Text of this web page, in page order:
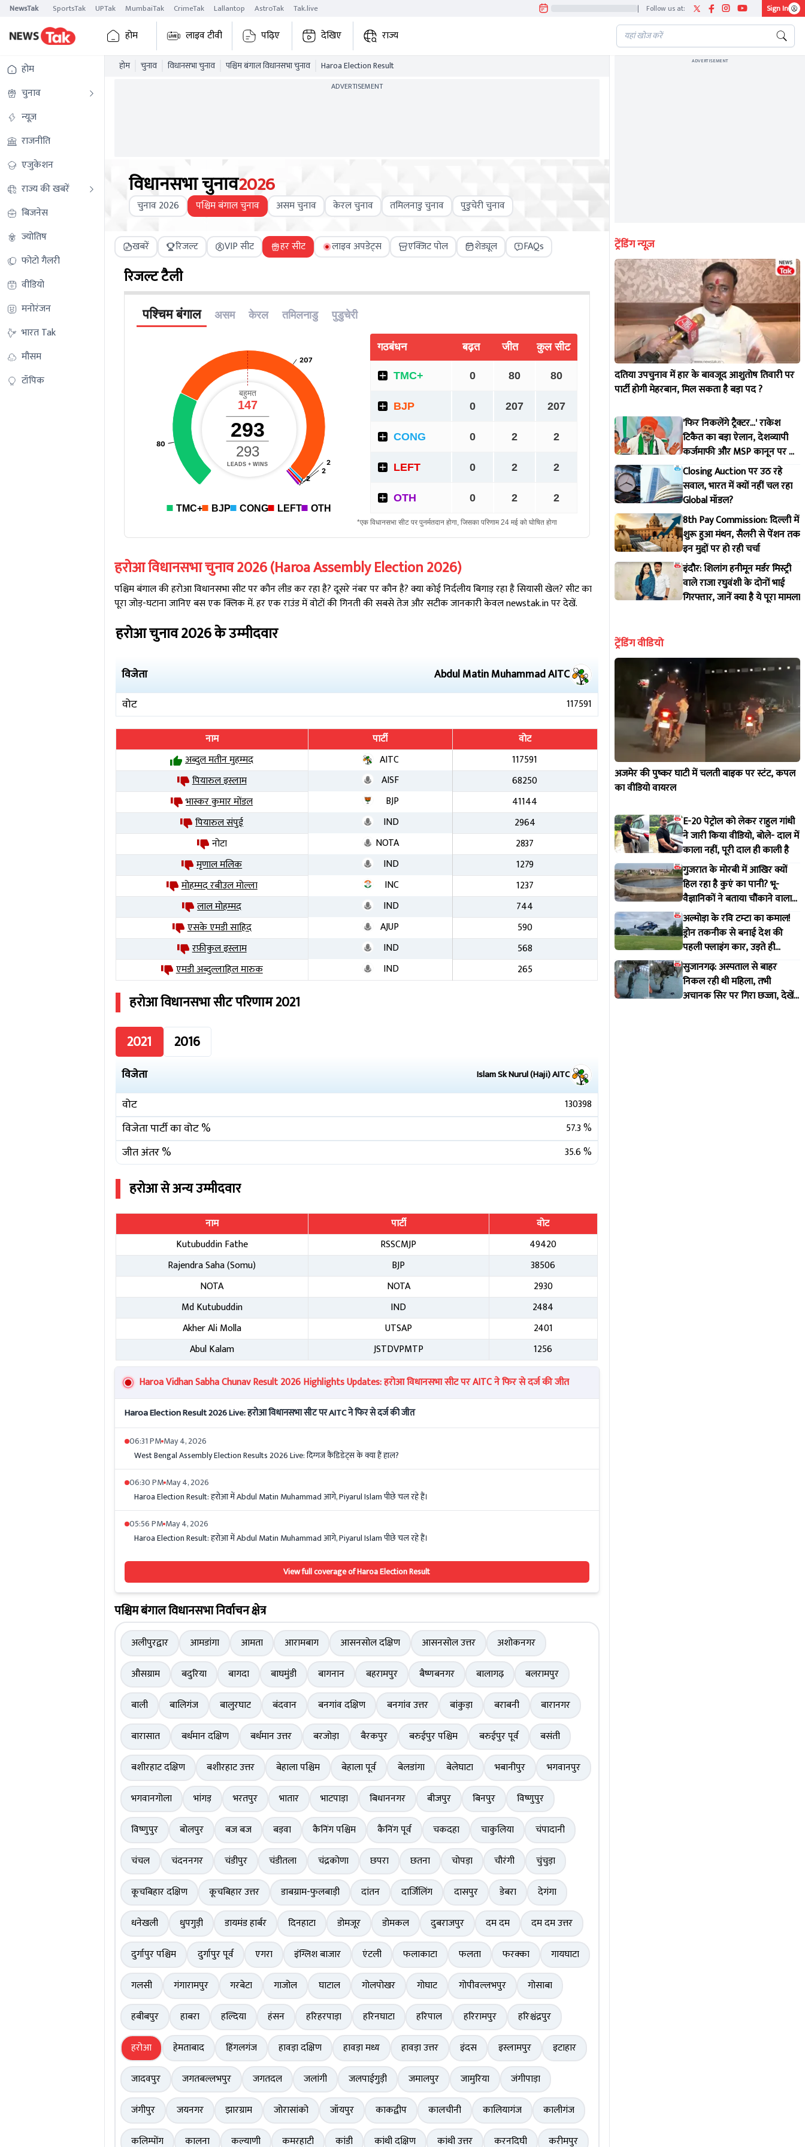
NewsTak SportsTak UPTak MumbaiTak CrimeTak Lallantop AstroTak Tak.live | Follow us at: Sign In
होम लाइव टीवी पढ़िए देखिए राज्य
होम
चुनाव
न्यूज़
राजनीति
एजुकेशन
राज्य की खबरें
बिजनेस
ज्योतिष
फोटो गैलरी
वीडियो
मनोरंजन
भारत Tak
मौसम
टॉपिक
होम चुनाव विधानसभा चुनाव पश्चिम बंगाल विधानसभा चुनाव Haroa Election Result
ADVERTISEMENT
विधानसभा चुनाव2026
चुनाव 2026 पश्चिम बंगाल चुनाव असम चुनाव केरल चुनाव तमिलनाडु चुनाव पुडुचेरी चुनाव
खबरें रिजल्ट VIP सीट हर सीट लाइव अपडेट्स एक्जिट पोल शेड्यूल FAQs
रिजल्ट टैली
हरोआविधानसभा चुनाव2026(HaroaAssembly Election2026)
पश्चिम बंगालकीहरोआविधानसभा सीट पर कौन लीड कर रहा है? दूसरे नंबर पर कौन है? क्या कोई निर्दलीय बिगाड़ रहा है सियासी खेल? सीट का
पूरा जोड़-घटाना जानिए बस एक क्लिक में. हर एक राउंड में वोटों की गिनती की सबसे तेज और सटीक जानकारी केवल newstak.in पर देखें.
हरोआचुनाव2026के उम्मीदवार
विजेता Abdul Matin MuhammadAITC
वोट
117591
नाम पार्टी
वोट
अब्दुल मतीन मुहम्मद
AITC
117591
पियारुल इस्लाम
AISF
68250
भास्कर कुमार मोंडल
BJP
41144
पियारुल संपुई
IND
2964
नोटा
NOTA
2837
मृणाल मलिक
IND
1279
मोहम्मद रबीउल मोल्ला
INC
1237
लाल मोहम्मद
IND
744
एसके एमडी साहिद
AJUP
590
रफ़ीकुल इस्लाम
IND
568
एमडी अब्दुल्लाहिल मारुक
IND 265
हरोआविधानसभा सीट परिणाम2021
2021
2016
विजेता Islam Sk Nurul (Haji)AITC
वोट 130398
विजेता पार्टी का वोट % 57.3%
जीत अंतर % 35.6%
हरोआसे अन्य उम्मीदवार
नाम पार्टी
वोट
Kutubuddin Fathe
RSSCMJP
49420
Rajendra Saha (Somu)
BJP
38506
NOTA
NOTA
2930
Md Kutubuddin
IND
2484
Akher Ali Molla
UTSAP
2401
Abul Kalam
JSTDVPMTP 1256
Haroa Vidhan Sabha Chunav Result 2026 Highlights Updates: हरोआ विधानसभा सीट पर AITC ने फिर से दर्ज की जीत
Haroa Election Result 2026 Live: हरोआ विधानसभा सीट पर AITC ने फिर से दर्ज की जीत
06:31 PMMay 4, 2026
West Bengal Assembly Election Results 2026 Live: दिग्गज कैंडिडेट्स के क्या हैं हाल?
06:30 PMMay 4, 2026
Haroa Election Result: हरोआ में Abdul Matin Muhammad आगे, Piyarul Islam पीछे चल रहे हैं।
05:56 PMMay 4, 2026
Haroa Election Result: हरोआ में Abdul Matin Muhammad आगे, Piyarul Islam पीछे चल रहे हैं।
View full coverage of Haroa Election Result
पश्चिम बंगाल विधानसभा निर्वाचन क्षेत्र
अलीपुरद्वार आमडांगा आमता आरामबाग आसनसोल दक्षिण आसनसोल उत्तर
अशोकनगर
औसग्राम
बदुरिया बागदा बाघमुंडी बागनान बहरामपुर बैष्णबनगर बालागढ़
बलरामपुर
बाली
बालिगंज बालुरघाट बंदवान बनगांव दक्षिण बनगांव उत्तर बांकुड़ा बराबनी
बारानगर
बारासात
बर्धमान दक्षिण बर्धमान उत्तर बरजोड़ा बैरकपुर बरुईपुर पश्चिम बरुईपुर पूर्व
बसंती
बशीरहाट दक्षिण
बशीरहाट उत्तर बेहाला पश्चिम बेहाला पूर्व बेलडांगा बेलेघाटा भबानीपुर
भगवानपुर
भगवानगोला
भांगड़ भरतपुर भातार भाटपाड़ा बिधाननगर बीजपुर बिनपुर
विष्णुपुर
विष्णुपुर
बोलपुर बज बज बड़वा कैनिंग पश्चिम कैनिंग पूर्व चकदहा चाकुलिया
चंपादानी
चंचल
चंदननगर चंडीपुर चंडीतला चंद्रकोणा छपरा छतना चोपड़ा चौरंगी
चुंचुड़ा
कूचबिहार दक्षिण
कूचबिहार उत्तर डाबग्राम-फुलबाड़ी दांतन दार्जिलिंग दासपुर डेबरा
देगंगा
धनेखली
धुपगुड़ी डायमंड हार्बर दिनहाटा डोमजूर डोमकल दुबराजपुर दम दम
दम दम उत्तर
दुर्गापुर पश्चिम
दुर्गापुर पूर्व एगरा इंग्लिश बाजार एंटली फलाकाटा फलता फरक्का
गायघाटा
गलसी
गंगारामपुर गरबेटा गाजोल घाटाल गोलपोखर गोघाट गोपीवल्लभपुर
गोसाबा
हबीबपुर
हाबरा हल्दिया हंसन हरिहरपाड़ा हरिनघाटा हरिपाल हरिरामपुर
हरिश्चंद्रपुर
हरोआ
हेमताबाद हिंगलगंज हावड़ा दक्षिण हावड़ा मध्य हावड़ा उत्तर इंदस इस्लामपुर
इटाहार
जादवपुर
जगतबल्लभपुर जगतदल जलांगी जलपाईगुड़ी जमालपुर जामुरिया
जंगीपाड़ा
जंगीपुर
जयनगर झारग्राम जोरासांको जॉयपुर काकद्वीप कालचीनी कालियागंज
कालीगंज
कलिम्पोंग
कालना कल्याणी कमरहाटी कांडी कांथी दक्षिण कांथी उत्तर करनदिघी करीमपुर
ADVERTISEMENT
ट्रेंडिंग न्यूज़
दतिया उपचुनाव में हार के बावजूद आशुतोष तिवारी पर
पार्टी होगी मेहरबान, मिल सकता है बड़ा पद ?
'फिर निकलेंगे ट्रैक्टर...' राकेश
टिकैत का बड़ा ऐलान, देशव्यापी
कर्जमाफी और MSP कानून पर दी
सरकार को चेतावनी
Closing Auction पर उठ रहे
सवाल, भारत में क्यों नहीं चल रहा
Global मॉडल?
8th Pay Commission: दिल्ली में
शुरू हुआ मंथन, सैलरी से पेंशन तक
इन मुद्दों पर हो रही चर्चा
इंदौर: शिलांग हनीमून मर्डर मिस्ट्री
वाले राजा रघुवंशी के दोनों भाई
गिरफ्तार, जानें क्या है ये पूरा मामला
ट्रेंडिंग वीडियो
अजमेर की पुष्कर घाटी में चलती बाइक पर स्टंट, कपल
का वीडियो वायरल
E-20 पेट्रोल को लेकर राहुल गांधी
ने जारी किया वीडियो, बोले- दाल में
काला नहीं, पूरी दाल ही काली है
गुजरात के मोरबी में आखिर क्यों
हिल रहा है कुएं का पानी? भू-
वैज्ञानिकों ने बताया चौंकाने वाला
सच
अल्मोड़ा के रवि टम्टा का कमाल!
ड्रोन तकनीक से बनाई देश की
पहली फ्लाइंग कार, उड़ते ही
वायरल हुआ वीडियो
सुजानगढ़: अस्पताल से बाहर
निकल रही थी महिला, तभी
अचानक सिर पर गिरा छज्जा, देखें